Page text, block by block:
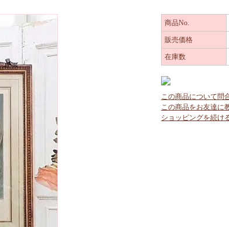
商品No.
販売価格
在庫数
この商品について問
この商品をお友達に
ショッピングを続け